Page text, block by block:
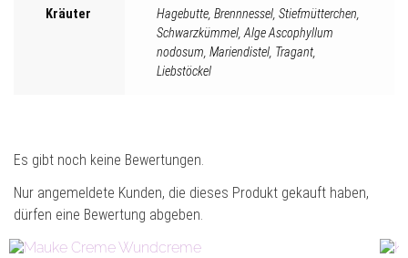
Kräuter Hagebutte, Brennnessel, Stiefmütterchen,
Schwarzkümmel,Alge Ascophyllum
nodosum, Mariendistel, Tragant,
Liebstöckel
Es gibt noch keine Bewertungen.
Nur angemeldete Kunden, die dieses Produkt gekauft haben,
dürfen eine Bewertung abgeben.